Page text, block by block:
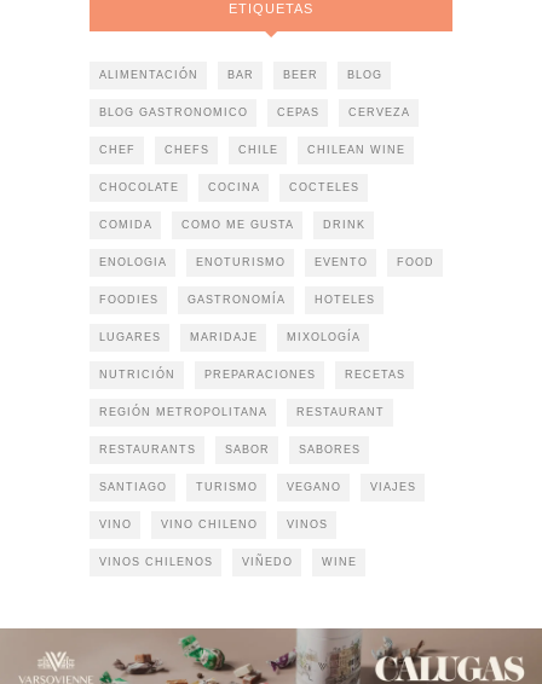
ETIQUETAS
ALIMENTACIÓN BAR BEER BLOG
BLOG GASTRONOMICO CEPAS CERVEZA
CHEF CHEFS CHILE CHILEAN WINE
CHOCOLATE COCINA COCTELES
COMIDA COMO ME GUSTA DRINK
ENOLOGIA ENOTURISMO EVENTO FOOD
FOODIES GASTRONOMÍA HOTELES
LUGARES MARIDAJE MIXOLOGÍA
NUTRICIÓN PREPARACIONES RECETAS
REGIÓN METROPOLITANA RESTAURANT
RESTAURANTS SABOR SABORES
SANTIAGO TURISMO VEGANO VIAJES
VINO VINO CHILENO VINOS
VINOS CHILENOS VIÑEDO WINE